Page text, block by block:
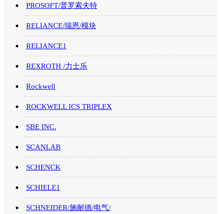
PROSOFT/普罗索夫特
RELIANCE/瑞恩/模块
RELIANCE1
REXROTH /力士乐
Rockwell
ROCKWELL ICS TRIPLEX
SBE INC.
SCANLAB
SCHENCK
SCHIELE1
SCHNEIDER/施耐德/电气/